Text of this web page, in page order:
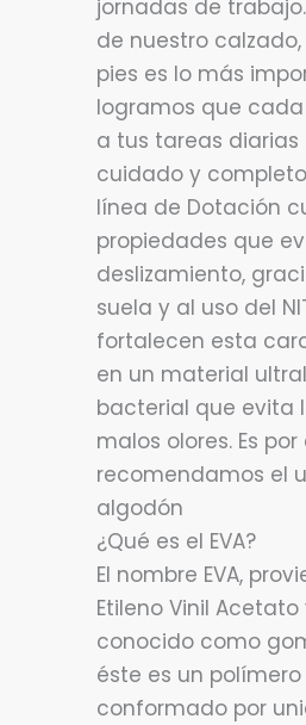
jornadas de
de nuestro
pies es lo más
logramos que
a tus tareas
cuidado y
línea de Dotación
propiedades que
deslizamiento,
suela y al uso del
fortalecen esta
en un material
bacterial que evita
malos olores. Es
recomendamos el
algodón
¿Qué es el EVA?
El nombre EVA,
Etileno Vinil
conocido como
éste es un
conformado por